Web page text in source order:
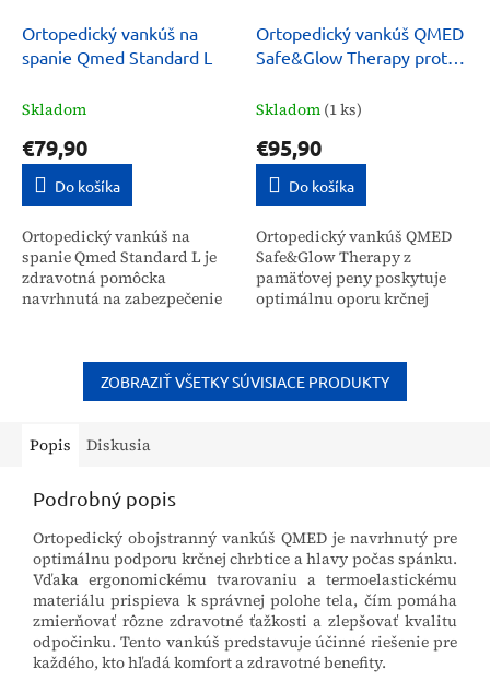
Ortopedický vankúš na
spanie Qmed Standard L
Skladom
€79,90
Do košíka
Ortopedický vankúš na
spanie Qmed Standard L je
zdravotná pomôcka
navrhnutá na zabezpečenie
Vďaka použitiu pamäťovej
peny sa vankúš...
Ortopedický vankúš QMED
Safe&Glow Therapy proti
Skladom (1 ks)
€95,90
Do košíka
Ortopedický vankúš QMED
Safe&Glow Therapy z
pamäťovej peny poskytuje
optimálnu oporu krčnej
zlepšenie kvality spánku,...
ZOBRAZIŤ VŠETKY SÚVISIACE PRODUKTY
Popis Diskusia
Podrobný popis
Ortopedický obojstranný vankúš QMED je navrhnutý pre
optimálnu podporu krčnej chrbtice a hlavy počas spánku.
Vďaka ergonomickému tvarovaniu a termoelastickému
materiálu prispieva k správnej polohe tela, čím pomáha
zmierňovať rôzne zdravotné ťažkosti a zlepšovať kvalitu
odpočinku. Tento vankúš predstavuje účinné riešenie pre
každého, kto hľadá komfort a zdravotné benefity.